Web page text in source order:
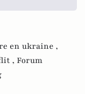
en ukraine ,
, Forum